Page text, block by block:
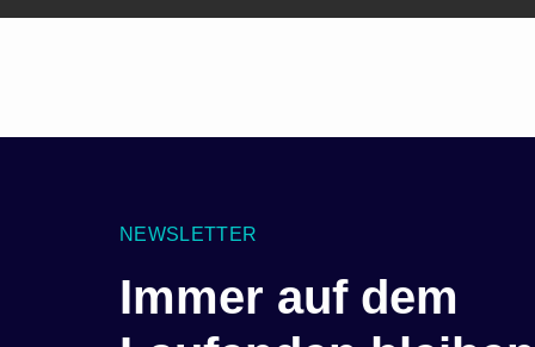
NEWSLETTER
Immer auf dem